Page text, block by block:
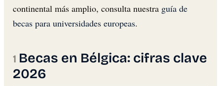
continental más amplio, consulta nuestra guía de
becas para universidades europeas.
Becas en Bélgica: cifras clave
2026